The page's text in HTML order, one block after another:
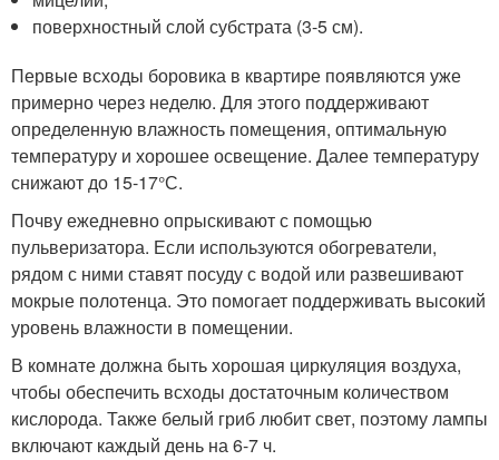
поверхностный слой субстрата (3-5 см).
Первые всходы боровика в квартире появляются уже
примерно через неделю. Для этого поддерживают
определенную влажность помещения, оптимальную
температуру и хорошее освещение. Далее температуру
снижают до 15-17°С.
Почву ежедневно опрыскивают с помощью
пульверизатора. Если используются обогреватели,
рядом с ними ставят посуду с водой или развешивают
мокрые полотенца. Это помогает поддерживать высокий
уровень влажности в помещении.
В комнате должна быть хорошая циркуляция воздуха,
чтобы обеспечить всходы достаточным количеством
кислорода. Также белый гриб любит свет, поэтому лампы
включают каждый день на 6-7 ч.